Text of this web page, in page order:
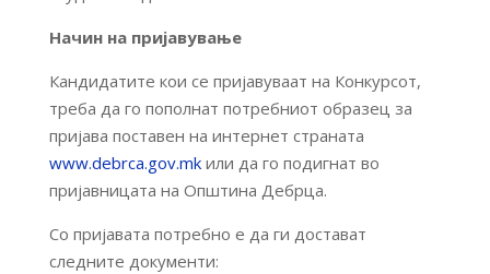
Начин на пријавување
Кандидатите кои се пријавуваат на Конкурсот,
треба да го пополнат потребниот образец за
пријава поставен на интернет страната
www.debrca.gov.mkили да го подигнат во
пријавницата на Општина Дебрца.
Со пријавата потребно е да ги достават
следните документи: